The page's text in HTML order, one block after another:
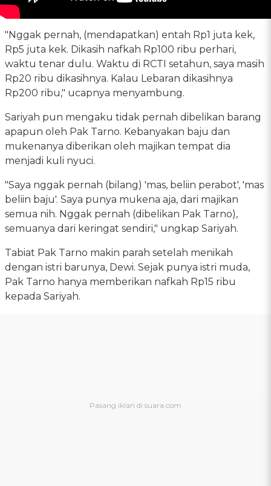
"Nggak pernah, (mendapatkan) entah Rp1 juta kek,
Rp5 juta kek. Dikasih nafkah Rp100 ribu perhari,
waktu tenar dulu. Waktu di RCTI setahun, saya masih
Rp20 ribu dikasihnya. Kalau Lebaran dikasihnya
Rp200 ribu," ucapnya menyambung.
Sariyah pun mengaku tidak pernah dibelikan barang
apapun oleh Pak Tarno. Kebanyakan baju dan
mukenanya diberikan oleh majikan tempat dia
menjadi kuli nyuci.
"Saya nggak pernah (bilang) 'mas, beliin perabot', 'mas
beliin baju'. Saya punya mukena aja, dari majikan
semua nih. Nggak pernah (dibelikan Pak Tarno),
semuanya dari keringat sendiri," ungkap Sariyah.
Tabiat Pak Tarno makin parah setelah menikah
dengan istri barunya, Dewi. Sejak punya istri muda,
Pak Tarno hanya memberikan nafkah Rp15 ribu
kepada Sariyah.